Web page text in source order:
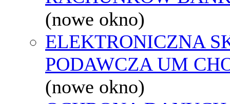
(nowe okno)
ELEKTRONICZNA
PODAWCZA UM
(nowe okno)